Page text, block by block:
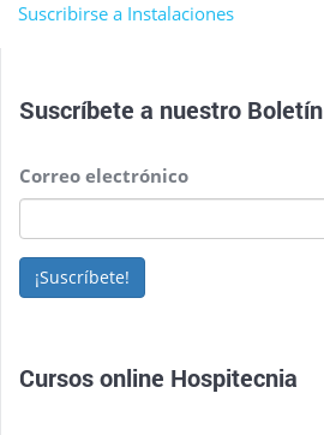
Suscribirse a Instalaciones
Suscríbete a nuestro Boletín
Correo electrónico
¡Suscríbete!
Cursos online Hospitecnia